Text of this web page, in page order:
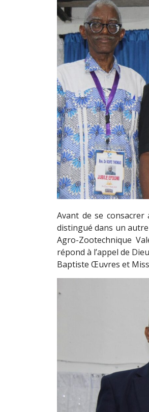
Avant de se consacrer
distingué dans un
Agro-Zootechnique
répond à l’appel de
Baptiste Œuvres et